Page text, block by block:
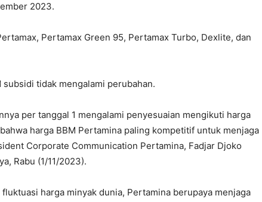
2023.
Pertamax Green 95, Pertamax Turbo, Dexlite, dan
tidak mengalami perubahan.
per tanggal 1 mengalami penyesuaian mengikuti harga
harga BBM Pertamina paling kompetitif untuk menjaga
Corporate Communication Pertamina, Fadjar Djoko
Rabu (1/11/2023).
harga minyak dunia, Pertamina berupaya menjaga